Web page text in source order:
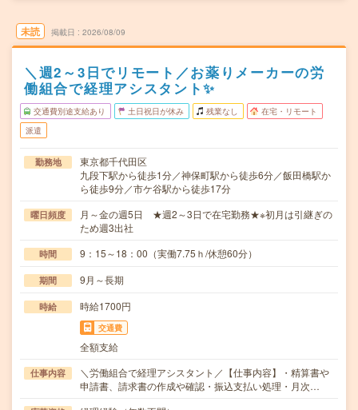
未読 掲載日 2026/08/09
＼週2～3日でリモート／お薬りメーカーの労
働組合で経理アシスタント✨
交通費別途支給あり 土日祝日が休み 残業なし 在宅・リモート
派遣
勤務地
東京都千代田区
九段下駅から徒歩1分／神保町駅から徒歩6分／飯田橋駅か
ら徒歩9分／市ケ谷駅から徒歩17分
曜日頻度
月～金の週5日 ★週2～3日で在宅勤務★※初月は引継ぎの
ため週3出社
時間 9：15～18：00（実働7.75ｈ/休憩60分）
期間 9月～長期
時給 時給1700円
交通費
全額支給
仕事内容
＼労働組合で経理アシスタント／【仕事内容】・精算書や
申請書、請求書の作成や確認・振込支払い処理・月次…